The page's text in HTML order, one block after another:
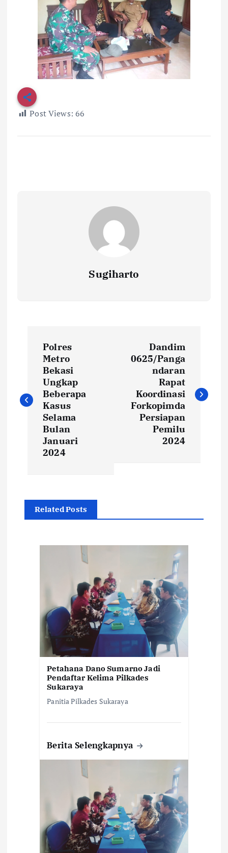
Post Views: 66
Sugiharto
v
i
Polres
Metro
Bekasi
Ungkap
Beberapa
Kasus
Selama
Bulan
Januari
2024
Dandim
0625/Panga
ndaran
Rapat
Koordinasi
Forkopimda
Persiapan
Pemilu
2024
Related Posts
Petahana Dano Sumarno Jadi
Pendaftar Kelima Pilkades
Sukaraya
Panitia Pilkades Sukaraya
Berita Selengkapnya